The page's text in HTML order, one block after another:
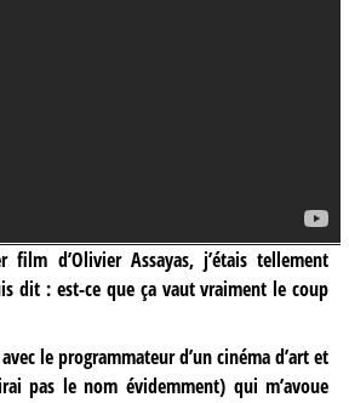
film d’Olivier Assayas, j’étais tellement
dit : est-ce que ça vaut vraiment le coup
le programmateur d’un cinéma d’art et
pas le nom évidemment) qui m’avoue